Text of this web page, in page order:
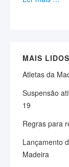
MAIS LIDOS
Atletas da
Suspensão
19
Regras para
Lançamento
Madeira